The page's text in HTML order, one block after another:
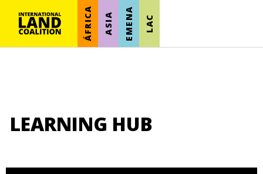
ÁFRICA ASIA EMENA LAC
LEARNING HUB